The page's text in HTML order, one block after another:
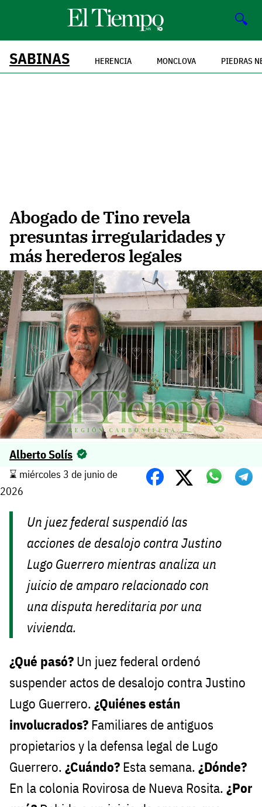
🔍
SABINAS HERENCIA MONCLOVA PIEDRAS
Abogado de Tino revela
presuntas irregularidades y
más herederos legales
Alberto Solís
⌛️ miércoles 3 de junio de
2026
Un juez federal suspendió las
acciones de desalojo contra Justino
Lugo Guerrero mientras analiza un
juicio de amparo relacionado con
una disputa hereditaria por una
vivienda.
¿Qué pasó? Un juez federal ordenó
suspender actos de desalojo contra Justino
Lugo Guerrero. ¿Quiénes están
involucrados? Familiares de antiguos
propietarios y la defensa legal de Lugo
Guerrero. ¿Cuándo? Esta semana. ¿Dónde?
En la colonia Rovirosa de Nueva Rosita. ¿Por